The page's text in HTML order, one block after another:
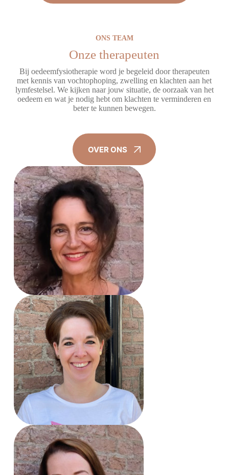
ONS TEAM
Onze therapeuten
Bij oedeemfysiotherapie word je begeleid door therapeuten
met kennis van vochtophoping, zwelling en klachten aan het
lymfestelsel. We kijken naar jouw situatie, de oorzaak van het
oedeem en wat je nodig hebt om klachten te verminderen en
beter te kunnen bewegen.
OVER ONS